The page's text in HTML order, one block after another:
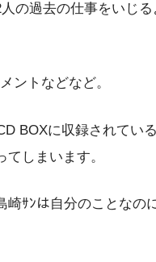
の過去の仕事をいじ
ントなどなど。
BOXに収録されてい
しまいます。
ｻﾝは自分のことなの